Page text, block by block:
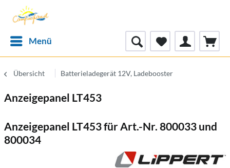
Menü
Übersicht Batterieladegerät 12V, Ladebooster
Anzeigepanel LT453
Anzeigepanel LT453 für Art.-Nr. 800033 und
800034